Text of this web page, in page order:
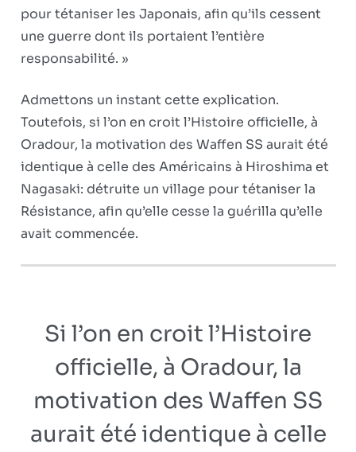
pour tétaniser les Japonais, afin qu’ils cessent
une guerre dont ils portaient l’entière
responsabilité. »
Admettons un instant cette explication.
Toutefois, si l’on en croit l’Histoire officielle, à
Oradour, la motivation des Waffen SS aurait été
identique à celle des Américains à Hiroshima et
Nagasaki: détruite un village pour tétaniser la
Résistance, afin qu’elle cesse la guérilla qu’elle
avait commencée.
Si l’on en croit l’Histoire
officielle, à Oradour, la
motivation des Waffen SS
aurait été identique à celle